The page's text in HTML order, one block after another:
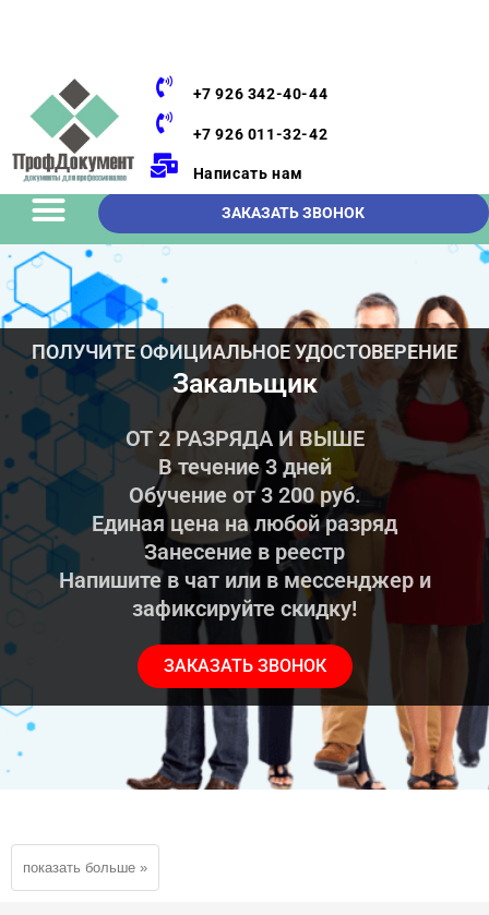
+7 926 342-40-44
+7 926 011-32-42
Написать нам
ЗАКАЗАТЬ ЗВОНОК
ПОЛУЧИТЕ ОФИЦИАЛЬНОЕ УДОСТОВЕРЕНИЕ
Закальщик
ОТ 2 РАЗРЯДА И ВЫШЕ
В течение 3 дней
Обучение от 3 200 руб.
Единая цена на любой разряд
Занесение в реестр
Напишите в чат или в мессенджер и
зафиксируйте скидку!
ЗАКАЗАТЬ ЗВОНОК